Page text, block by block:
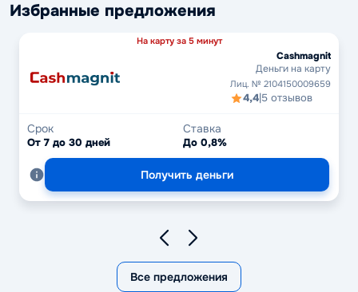
Избранные предложения
На карту за 5 минут
Cashmagnit
Деньги на карту
Лиц. № 2104150009659
4,4|5 отзывов
Срок
От 7 до 30 дней
Ставка
До 0,8%
Получить деньги
Все предложения